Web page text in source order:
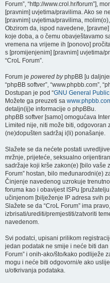
Forum”, “http://www.crol.hr/forum”],
[pravnim] uvjetima/pravilima. Ako se
[pravnim] uvjetima/pravilima,
Obzirom da, ispod navedene,
koje doba, a o čemu obavještavamo
vremena na vrijeme ih [ponovo]
s [promijenjenim] [pravnim] uvjetima/
“CroL Forum”.
Forum je powered byphpBB [u
“phpBB softver”, “www.phpbb.com”,
Dostupan je pod “GNU General
Možete ga preuzeti sa
detaljn(ij)e informacije o phpBBu.
phpBB softver [samo] omogućava
Limited nije, niti može biti, odgovoran
(ne)dopušten sadržaj i(li) ponašanje.
Slažete se da nećete postati
mržnje, prijeteće, seksualno
sadržaje koji krše zakon(e) [bilo vaše
Forum” hostan, bilo međunarodni(e)
Činjenje navedenog uzrokuje
foruma kao i obavijest ISPu
učinjenom [bilježenje IP adresa svih
Slažete se da “CroL Forum” ima
izbrisati/urediti/premjestiti/zatvoriti
navedenom.
Svi podatci, upisani prilikom
jedan podatak ne smije i neće biti
Forum” i onih-ako/što/kako podliježe
mogu i neće biti odgovorni/e ako
u/otkrivanja podataka.